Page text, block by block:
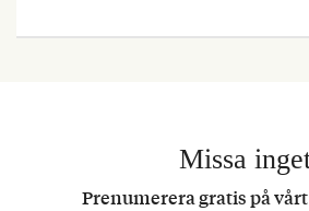
Missa
Prenumerera gratis på